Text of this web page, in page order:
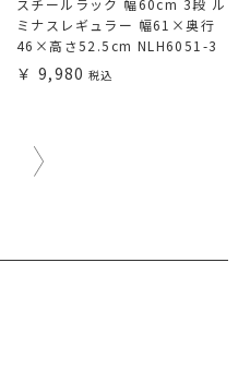
スチールラック 幅60cm 3段 ル
ミナスレギュラー 幅61×奥行
46×高さ52.5cm NLH6051-3
9,980